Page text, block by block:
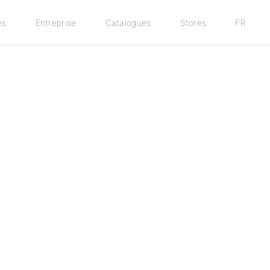
Entreprise Catalogues Stores FR